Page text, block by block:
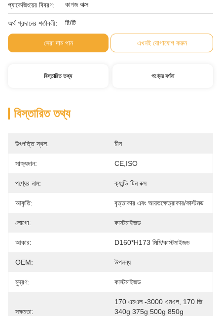
প্যাকেজিংয়ের বিবরণ: কাগজ বাক্স
অর্থ প্রদানের শর্তাবলী: টি/টি
সেরা দাম পান এখনই যোগাযোগ করুন
বিস্তারিত তথ্য পণ্যের বর্ণনা
বিস্তারিত তথ্য
উৎপত্তি স্থল: চীন
সাক্ষ্যদান: CE,ISO
পণ্যের নাম: ক্যান্ডি টিন বক্স
আকৃতি: বৃত্তাকার এবং আয়তক্ষেত্রাকার/কাস্টমড
লোগো: কাস্টমাইজড
আকার: D160*H173 মিমি/কাস্টমাইজড
OEM: উপলব্ধ
মুদ্রণ: কাস্টমাইজড
সক্ষমতা:
170 এমএল -3000 এমএল, 170 জি
340g 375g 500g 850g